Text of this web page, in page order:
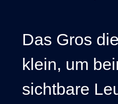
Das Gros
klein, um
sichtbare